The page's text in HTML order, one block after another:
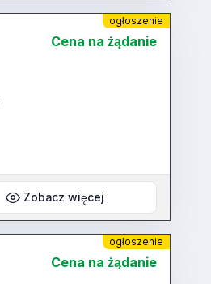
ogłoszenie
Cena na żądanie
Zobacz więcej
ogłoszenie
Cena na żądanie